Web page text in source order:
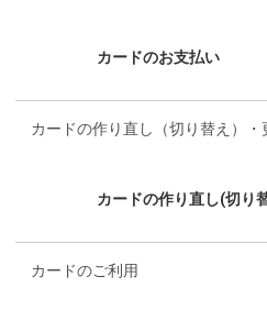
カードの作り直し（切り替え）・
カードのご利用